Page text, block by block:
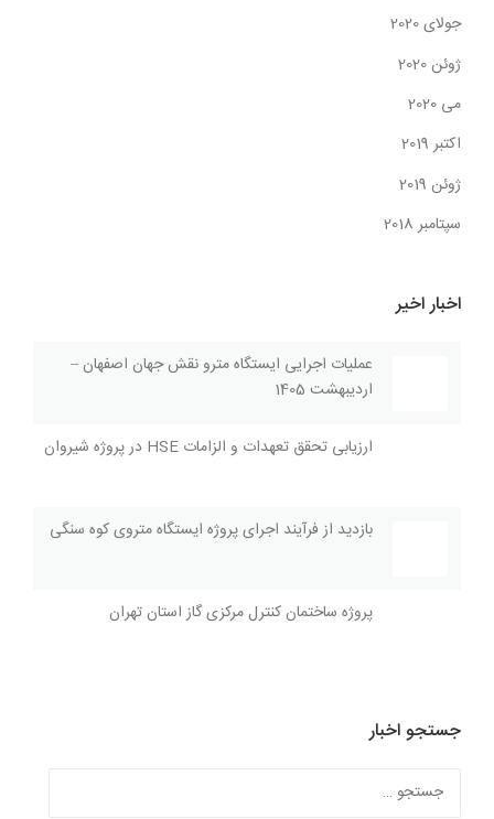
جولای 2020
ژوئن 2020
می 2020
اکتبر 2019
ژوئن 2019
سپتامبر 2018
اخبار اخیر
عملیات اجرایی ایستگاه مترو نقش جهان اصفهان –
اردیبهشت 1405
ارزیابی تحقق تعهدات و الزامات HSE در پروژه شیروان
بازديد از فرآیند اجراى پروژه ايستگاه متروی کوه سنگی
پروژه ساختمان کنترل مرکزی گاز استان تهران
جستجو اخبار
برای: